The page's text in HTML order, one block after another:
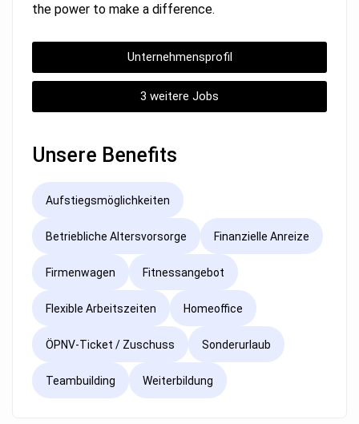
the power to make a difference.
Unternehmensprofil
3 weitere Jobs
Unsere Benefits
Aufstiegsmöglichkeiten
Betriebliche Altersvorsorge Finanzielle Anreize
Firmenwagen Fitnessangebot
Flexible Arbeitszeiten Homeoffice
ÖPNV-Ticket / Zuschuss Sonderurlaub
Teambuilding Weiterbildung